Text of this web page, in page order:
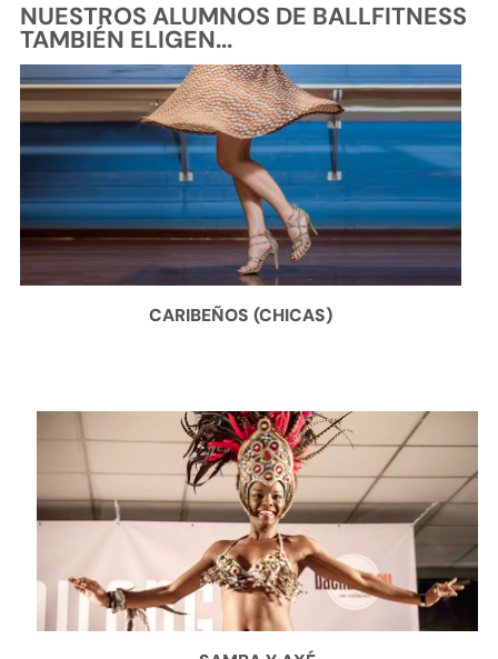
NUESTROS ALUMNOS DE BALLFITNESS
TAMBIÉN ELIGEN...
CARIBEÑOS (CHICAS)